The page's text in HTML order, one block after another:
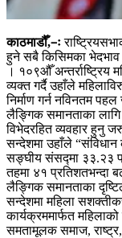
काठमाडौँ,–ः
हुने सबै किसिमका भेदभाव
। १०९औँ
व्यक्त गर्दै उहाँले
निर्माण गर्न नविनतम
लैङ्गिक समानताका
विभेदरहित व्यवहार हुनु
सन्देशमा उहाँले “संविधान
सङ्घीय संसद्मा ३३.२३
तहमा ४१ प्रतिशतभन्दा
लैङ्गिक समानताका
सन्देशमा महिला
कार्यक्रममार्फत
समतामूलक समाज, राष्ट्र,